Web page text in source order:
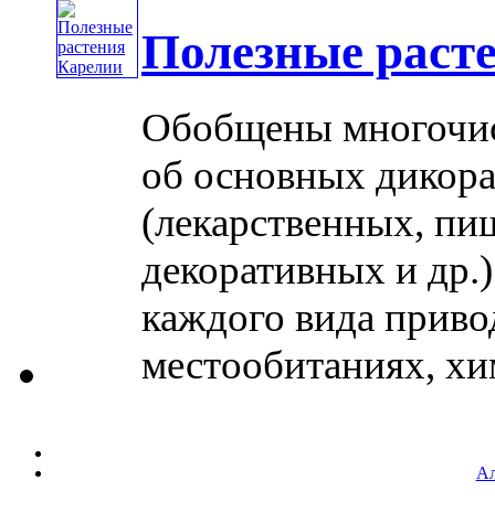
Полезные
Обобщены
об основных
(лекарственных,
декоративных и
каждого вида
местообитаниях,